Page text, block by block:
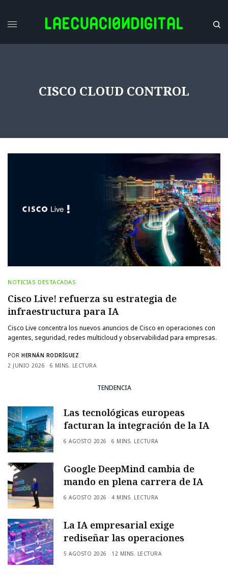
CISCO CLOUD CONTROL
NOTICIAS DESTACADAS
Cisco Live! refuerza su estrategia de
infraestructura para IA
Cisco Live concentra los nuevos anuncios de Cisco en operaciones con
agentes, seguridad, redes multicloud y observabilidad para empresas.
POR HERNÁN RODRÍGUEZ
2 JUNIO 2026
6 MINS. LECTURA
TENDENCIA
Las tecnológicas europeas
facturan la integración de la IA
6 AGOSTO 2026 6 MINS. LECTURA
Google DeepMind cambia de
mando en plena carrera de IA
6 AGOSTO 2026 4 MINS. LECTURA
La IA empresarial exige
rediseñar las operaciones
5 AGOSTO 2026 12 MINS. LECTURA